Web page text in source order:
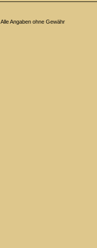
Alle Angaben ohne Gewähr